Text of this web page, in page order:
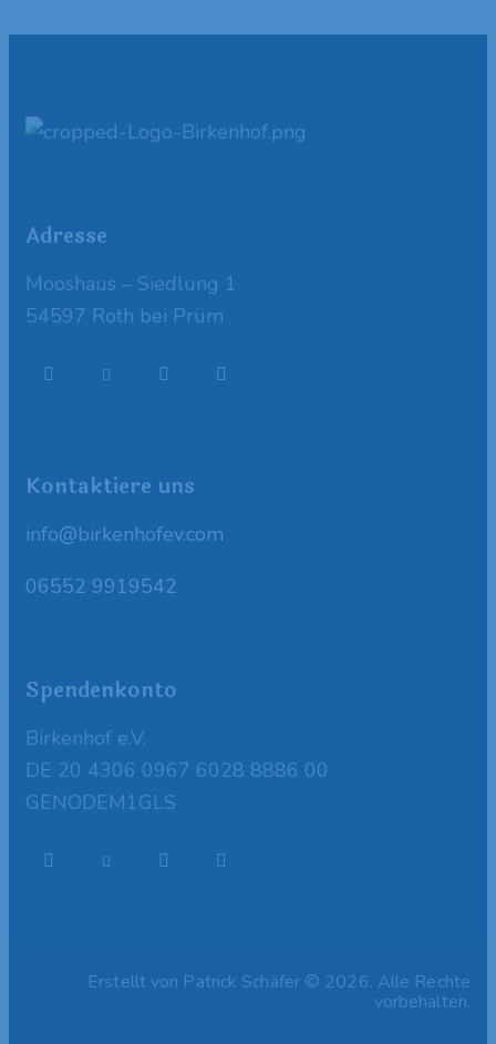
Adresse
Mooshaus – Siedlung 1
54597 Roth bei Prüm
Kontaktiere uns
info@birkenhofev.com
06552 9919542
Spendenkonto
Birkenhof e.V.
DE 20 4306 0967 6028 8886 00
GENODEM1GLS
Erstellt von Patrick Schäfer © 2026. Alle Rechte
vorbehalten.